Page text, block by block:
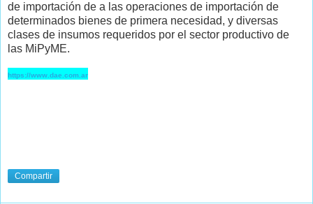
de importación de a las operaciones de importación de
determinados bienes de primera necesidad, y diversas
clases de insumos requeridos por el sector productivo de
las MiPyME.
https://www.dae.com.ar
Compartir